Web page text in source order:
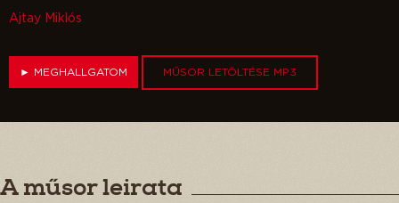
Ajtay Miklós
► MEGHALLGATOM MŰSOR LETÖLTÉSE MP3
A műsor leirata